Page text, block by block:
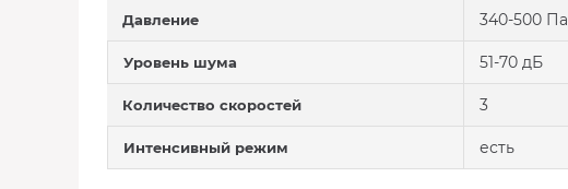
Давление 340-500 Па
Уровень шума 51-70 дБ
Количество скоростей 3
Интенсивный режим есть